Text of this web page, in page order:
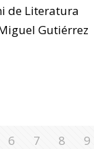
de Literatura
Gutiérrez
6 7 8 9